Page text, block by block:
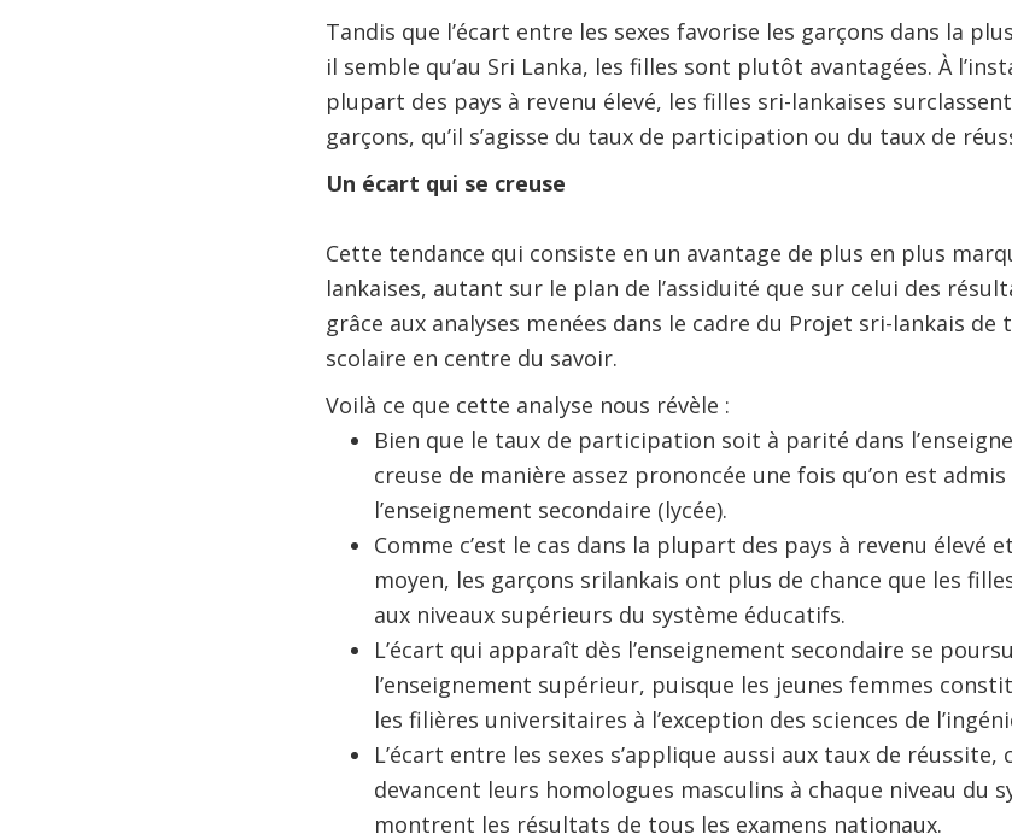
Tandis que l’écart entre les sexes favorise les garçons dans la
il semble qu’au Sri Lanka, les filles sont plutôt avantagées. À
plupart des pays à revenu élevé, les filles sri-lankaises
garçons, qu’il s’agisse du taux de participation ou du taux de
Un écart qui se creuse
Cette tendance qui consiste en un avantage de plus en plus
lankaises, autant sur le plan de l’assiduité que sur celui des
grâce aux analyses menées dans le cadre du Projet sri-lankais
scolaire en centre du savoir.
Voilà ce que cette analyse nous révèle :
Bien que le taux de participation soit à parité dans
creuse de manière assez prononcée une fois qu’on est
l’enseignement secondaire (lycée).
Comme c’est le cas dans la plupart des pays à revenu élevé
moyen, les garçons srilankais ont plus de chance que les
aux niveaux supérieurs du système éducatifs.
L’écart qui apparaît dès l’enseignement secondaire se
l’enseignement supérieur, puisque les jeunes femmes
les filières universitaires à l’exception des sciences de
L’écart entre les sexes s’applique aussi aux taux de
devancent leurs homologues masculins à chaque niveau du
montrent les résultats de tous les examens nationaux.